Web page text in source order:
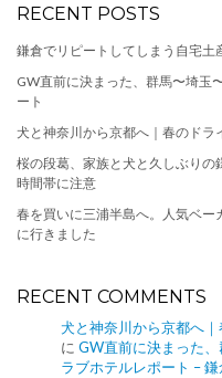
RECENT POSTS
鎌倉でリピートしてしまう自宅土
GW直前に決まった、群馬〜埼玉
ート
犬と神奈川から京都へ｜春のドラ
桜の段葛、家族と犬と久しぶりの
時間帯に注意
春を買いに三浦半島へ。人気ベー
に行きました
RECENT COMMENTS
犬と神奈川から京都へ
に GW直前に決まった
ラブホテルレポート –